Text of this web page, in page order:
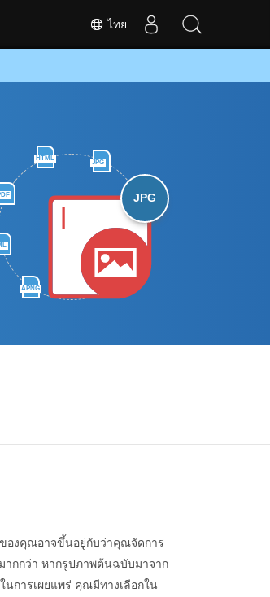
ไทย
HTML
JPG
APNG
JPG
องคุณอาจขึ้นอยู่กับว่าคุณจัดการ
ากกว่า หากรูปภาพต้นฉบับมาจาก
การเผยแพร่ คุณมีทางเลือกใน